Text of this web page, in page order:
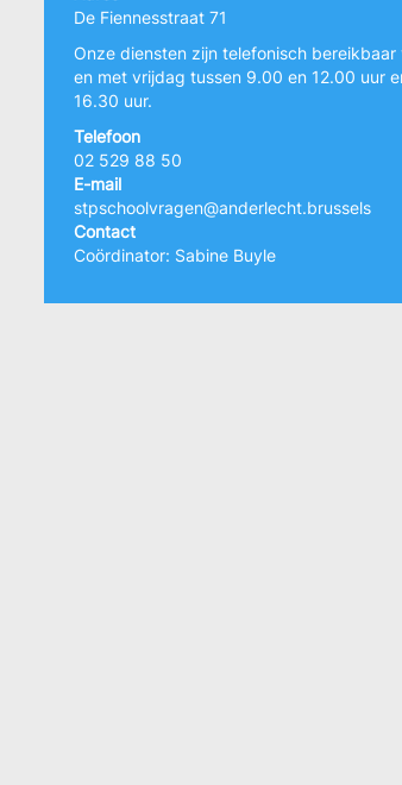
De Fiennesstraat 71
Onze diensten zijn telefonisch
en met vrijdag tussen 9.00 en 12.00 uur
16.30 uur.
Telefoon
02 529 88 50
E-mail
stpschoolvragen@anderlecht.brussels
Contact
Coördinator: Sabine Buyle